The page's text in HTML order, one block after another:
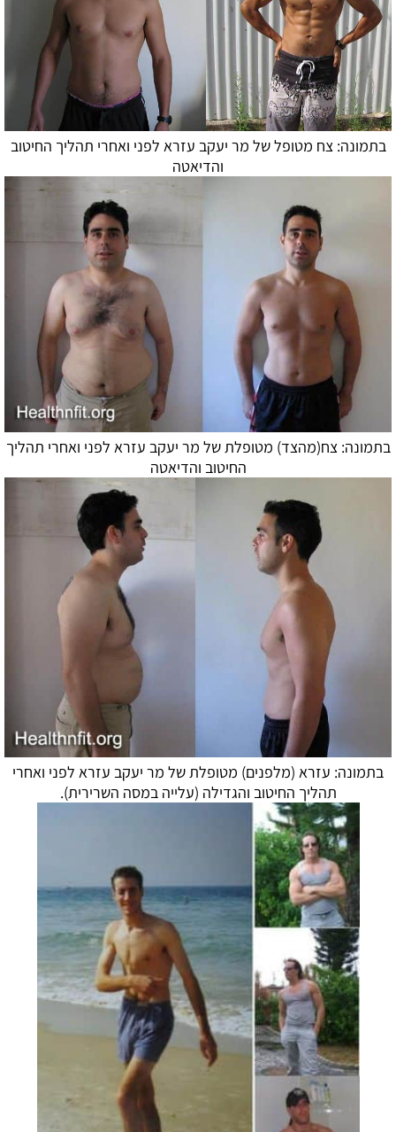
בתמונה: צח מטופל של מר יעקב עזרא לפני ואחרי תהליך החיטוב
והדיאטה
בתמונה: צח(מהצד) מטופלת של מר יעקב עזרא לפני ואחרי תהליך
החיטוב והדיאטה
בתמונה: עזרא (מלפנים) מטופלת של מר יעקב עזרא לפני ואחרי
תהליך החיטוב והגדילה (עלייה במסה השרירית).